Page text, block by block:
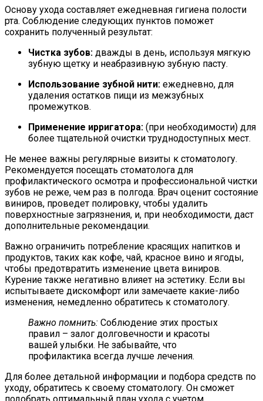
Основу ухода составляет ежедневная гигиена полости
рта. Соблюдение следующих пунктов поможет
сохранить полученный результат:
Чистка зубов: дважды в день, используя мягкую
зубную щетку и неабразивную зубную пасту.
Использование зубной нити: ежедневно, для
удаления остатков пищи из межзубных
промежутков.
Применение ирригатора: (при необходимости) для
более тщательной очистки труднодоступных мест.
Не менее важны регулярные визиты к стоматологу.
Рекомендуется посещать стоматолога для
профилактического осмотра и профессиональной чистки
зубов не реже, чем раз в полгода. Врач оценит состояние
виниров, проведет полировку, чтобы удалить
поверхностные загрязнения, и, при необходимости, даст
дополнительные рекомендации.
Важно ограничить потребление красящих напитков и
продуктов, таких как кофе, чай, красное вино и ягоды,
чтобы предотвратить изменение цвета виниров.
Курение также негативно влияет на эстетику. Если вы
испытываете дискомфорт или замечаете какие-либо
изменения, немедленно обратитесь к стоматологу.
Важно помнить: Соблюдение этих простых
правил – залог долговечности и красоты
вашей улыбки. Не забывайте, что
профилактика всегда лучше лечения.
Для более детальной информации и подбора средств по
уходу, обратитесь к своему стоматологу. Он сможет